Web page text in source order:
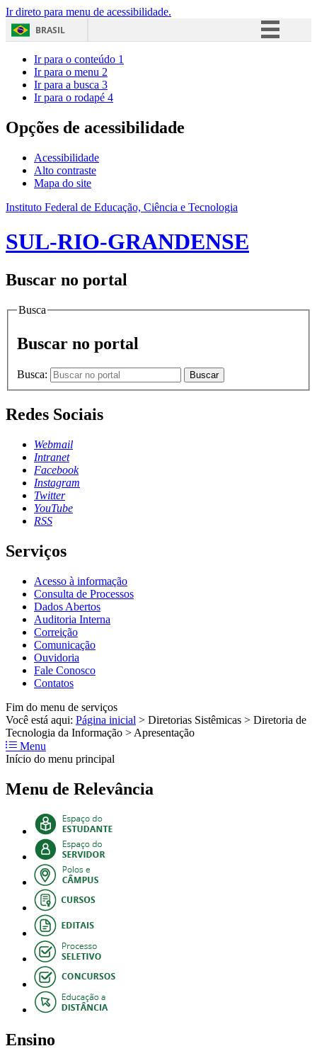
Ir direto para menu de acessibilidade.
BRASIL
Acesso à informação
Ir para o conteúdo 1
Ir para o menu 2
Ir para a busca 3
Ir para o rodapé 4
Opções de acessibilidade
Acessibilidade
Alto contraste
Mapa do site
Instituto Federal de Educação, Ciência e Tecnologia
SUL-RIO-GRANDENSE
Buscar no portal
Busca
Buscar no portal
Busca: Buscar
Redes Sociais
Webmail
Intranet
Facebook
Instagram
Twitter
YouTube
RSS
Serviços
Acesso à informação
Consulta de Processos
Dados Abertos
Auditoria Interna
Correição
Comunicação
Ouvidoria
Fale Conosco
Contatos
Fim do menu de serviços
Você está aqui: Página inicial > Diretorias Sistêmicas > Diretoria de
Tecnologia da Informação > Apresentação
Menu
Início do menu principal
Menu de Relevância
Ensino